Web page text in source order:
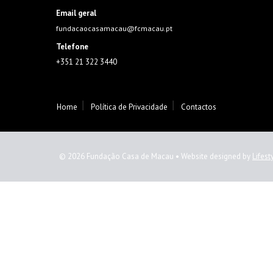
Email geral
fundacaocasamacau@fcmacau.pt
Telefone
+351 21 322 3440
Home Política de Privacidade Contactos
© 2026 Fundação Casa de Macau • Website designed by